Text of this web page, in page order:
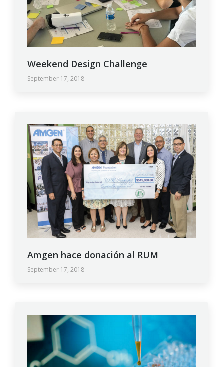
Weekend Design Challenge
September 17, 2018
Amgen hace donación al RUM
September 17, 2018